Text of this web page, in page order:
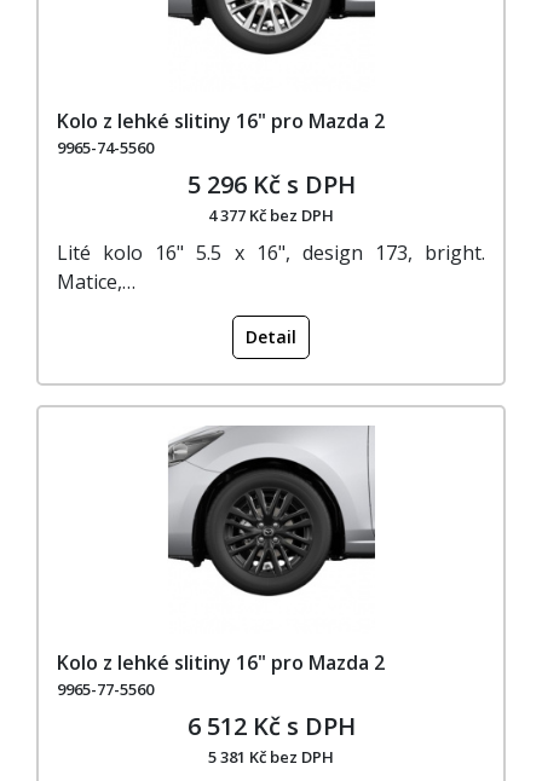
Kolo z lehké slitiny 16" pro Mazda 2
9965-74-5560
5 296 Kč s DPH
4 377 Kč bez DPH
Lité kolo 16" 5.5 x 16", design 173, bright.
Matice,…
Detail
Kolo z lehké slitiny 16" pro Mazda 2
9965-77-5560
6 512 Kč s DPH
5 381 Kč bez DPH